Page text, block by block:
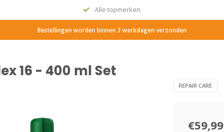
Alle topmerken
Bestellingen worden binnen 3 werkdagen verzonden
16 - 400 ml Set
REPAIR CARE
€59,99